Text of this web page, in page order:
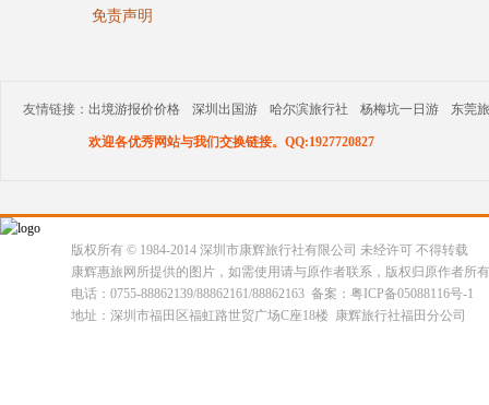
免责声明
友情链接： 出境游报价价格 深圳出国游 哈尔滨旅行社 杨梅坑一日游 东莞
欢迎各优秀网站与我们交换链接。QQ:1927720827
版权所有 © 1984-2014 深圳市康辉旅行社有限公司 未经许可 不得转载
康辉惠旅网所提供的图片，如需使用请与原作者联系，版权归原作者所
电话：0755-88862139/88862161/88862163 备案：粤ICP备05088116号-1
地址：深圳市福田区福虹路世贸广场C座18楼 康辉旅行社福田分公司